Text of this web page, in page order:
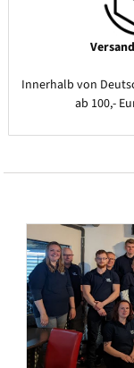
Innerhalb von
ab 100,-